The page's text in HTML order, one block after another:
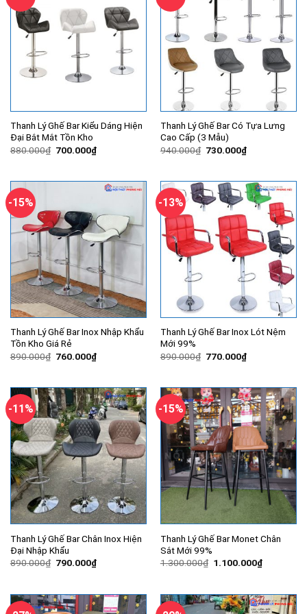
Thanh Lý Ghế Bar Kiểu Dáng Hiện
Đại Bắt Mắt Tồn Kho
880.000₫ Giá
700.000₫Giá
hiện
700.000₫.
Thanh Lý Ghế Bar Có Tựa Lưng
Cao Cấp (3 Mẫu)
940.000₫ Giá
730.000₫Giá
hiện
730.000₫.
-15%
Thanh Lý Ghế Bar Inox Nhập Khẩu
Tồn Kho Giá Rẻ
890.000₫ Giá
760.000₫Giá
hiện
760.000₫.
-13%
Thanh Lý Ghế Bar Inox Lót Nệm
Mới 99%
890.000₫ Giá
770.000₫Giá
hiện
770.000₫.
-11%
Thanh Lý Ghế Bar Chân Inox Hiện
Đại Nhập Khẩu
890.000₫ Giá
790.000₫Giá
hiện
790.000₫.
-15%
Thanh Lý Ghế Bar Monet Chân
Sắt Mới 99%
1.300.000₫ Giá
1.100.000₫Giá
hiện